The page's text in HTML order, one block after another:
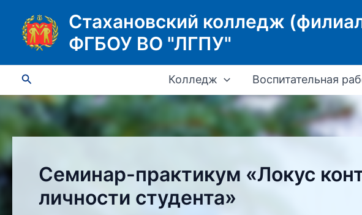
содержимому
Стахановский колледж
ФГБОУ ВО "ЛГПУ"
Поиск Колледж Воспитательная
Семинар-практикум «Локус
личности студента»